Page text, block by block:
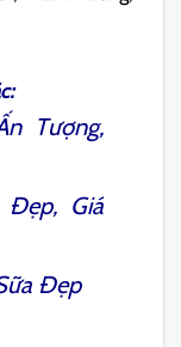
Tượng,
Giá
Đẹp